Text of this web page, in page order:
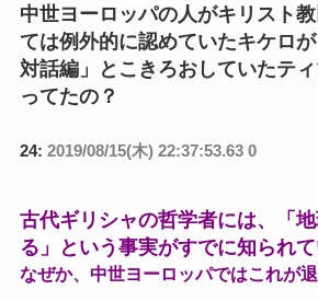
中世ヨーロッパの人がキリスト
ては例外的に認めていたキケロ
対話編」とこきろおしていたテ
ってたの？
24: 2019/08/15(木) 22:37:53.63 0
古代ギリシャの哲学者には、「
る」という事実がすでに知られ
なぜか、中世ヨーロッパではこれが